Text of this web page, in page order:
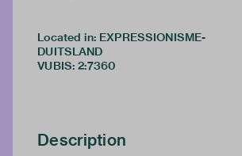
Located in: EXPRESSIONISME-
DUITSLAND
VUBIS: 2:7360
Description